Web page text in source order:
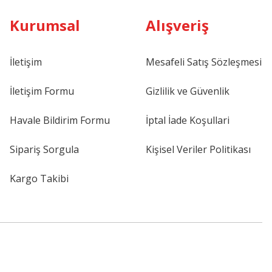
Kurumsal
İletişim
İletişim Formu
Havale Bildirim Formu
Sipariş Sorgula
Kargo Takibi
Alışveriş
Mesafeli Satış Sözleşmesi
Gizlilik ve Güvenlik
İptal İade Koşullari
Kişisel Veriler Politikası